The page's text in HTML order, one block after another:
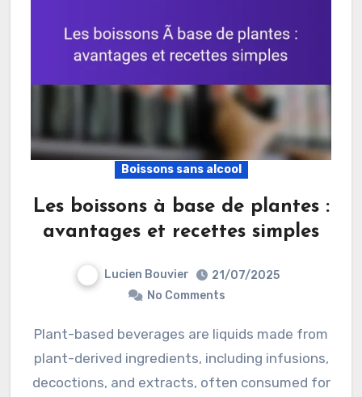
Boissons sans alcool
Les boissons à base de plantes :
avantages et recettes simples
Lucien Bouvier
21/07/2025
No Comments
Plant-based beverages are liquids made from
plant-derived ingredients, including infusions,
decoctions, and extracts, often consumed for